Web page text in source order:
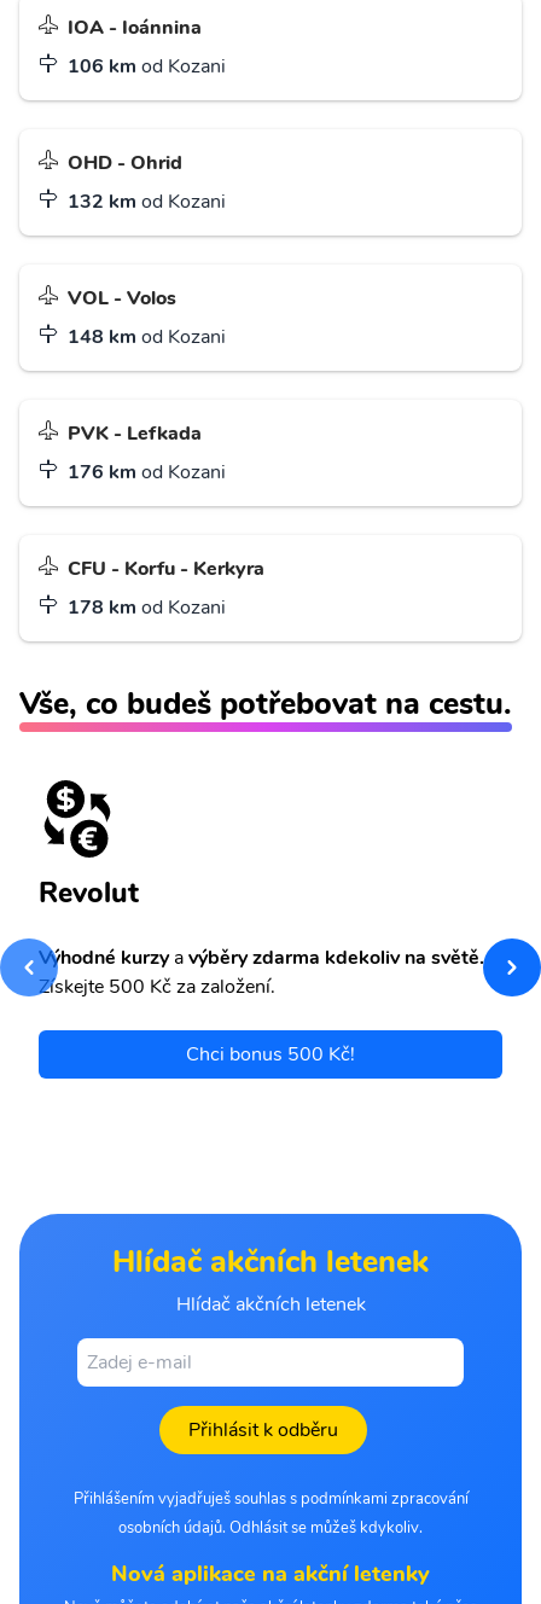
IOA - Ioánnina
106 km od Kozani
OHD - Ohrid
132 km od Kozani
VOL - Volos
148 km od Kozani
PVK - Lefkada
176 km od Kozani
CFU - Korfu - Kerkyra
178 km od Kozani
Vše, co budeš potřebovat na cestu.
Revolut
Výhodné kurzyavýběry zdarma kdekoliv na světě.
Získejte 500 Kč za založení.
Chci bonus 500 Kč!
Hlídač akčních letenek
Hlídač akčních letenek
Přihlásit k odběru
Přihlášením vyjadřuješ souhlas s podmínkami zpracování
osobních údajů. Odhlásit se můžeš kdykoliv.
Nová aplikace na akční letenky